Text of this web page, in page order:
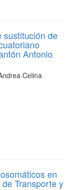
sustitución de
Antonio
Celina
en
Transporte y